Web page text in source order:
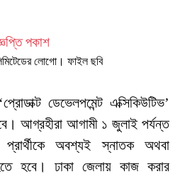
লোগো। ফাইল ছবি
ডেভেলপমেন্ট এক্সিকিউটিভ’
আগ্রহীরা আগামী ১ জুলাই পর্যন্ত
অবশ্যই স্নাতক অথবা
হবে। ঢাকা জেলায় কাজ করার